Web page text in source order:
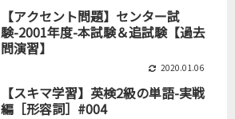
【アクセント問題】センター試
験-2001年度-本試験＆追試験【過去
問演習】
2020.01.06
【スキマ学習】英検2級の単語-実戦
編［形容詞］#004